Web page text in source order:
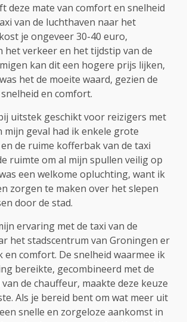
deze mate van comfort en snelheid
van de luchthaven naar het
je ongeveer 30-40 euro,
het verkeer en het tijdstip van de
kan dit een hogere prijs lijken,
het de moeite waard, gezien de
en comfort.
uitstek geschikt voor reizigers met
mijn geval had ik enkele grote
de ruime kofferbak van de taxi
ruimte om al mijn spullen veilig op
een welkome opluchting, want ik
zorgen te maken over het slepen
door de stad.
ervaring met de taxi van de
het stadscentrum van Groningen er
en comfort. De snelheid waarmee ik
bereikte, gecombineerd met de
de chauffeur, maakte deze keuze
Als je bereid bent om wat meer uit
snelle en zorgeloze aankomst in